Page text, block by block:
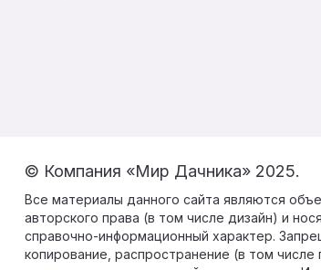
© Компания «Мир Дачника» 2025.
Все материалы данного сайта являются
авторского права (в том числе дизайн) и
справочно-информационный характер.
копирование, распространение (в том числе